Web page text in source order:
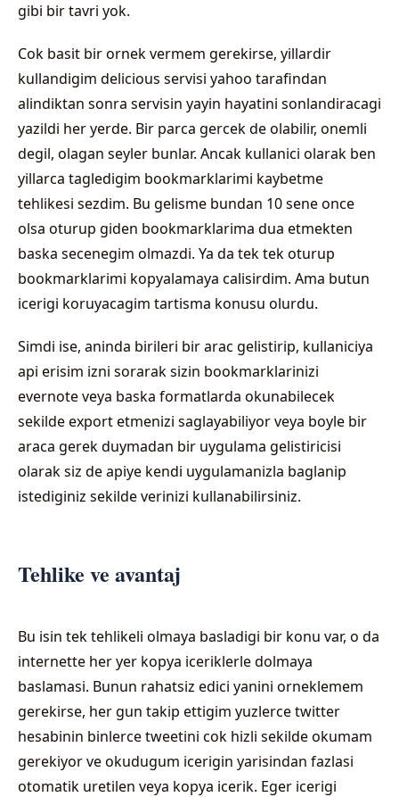
gibi bir tavri yok.
Cok basit bir ornek vermem gerekirse, yillardir
kullandigim delicious servisi yahoo tarafindan
alindiktan sonra servisin yayin hayatini sonlandiracagi
yazildi her yerde. Bir parca gercek de olabilir, onemli
degil, olagan seyler bunlar. Ancak kullanici olarak ben
yillarca tagledigim bookmarklarimi kaybetme
tehlikesi sezdim. Bu gelisme bundan 10 sene once
olsa oturup giden bookmarklarima dua etmekten
baska secenegim olmazdi. Ya da tek tek oturup
bookmarklarimi kopyalamaya calisirdim. Ama butun
icerigi koruyacagim tartisma konusu olurdu.
Simdi ise, aninda birileri bir arac gelistirip, kullaniciya
api erisim izni sorarak sizin bookmarklarinizi
evernote veya baska formatlarda okunabilecek
sekilde export etmenizi saglayabiliyor veya boyle bir
araca gerek duymadan bir uygulama gelistiricisi
olarak siz de apiye kendi uygulamanizla baglanip
istediginiz sekilde verinizi kullanabilirsiniz.
Tehlike ve avantaj
Bu isin tek tehlikeli olmaya basladigi bir konu var, o da
internette her yer kopya iceriklerle dolmaya
baslamasi. Bunun rahatsiz edici yanini orneklemem
gerekirse, her gun takip ettigim yuzlerce twitter
hesabinin binlerce tweetini cok hizli sekilde okumam
gerekiyor ve okudugum icerigin yarisindan fazlasi
otomatik uretilen veya kopya icerik. Eger icerigi